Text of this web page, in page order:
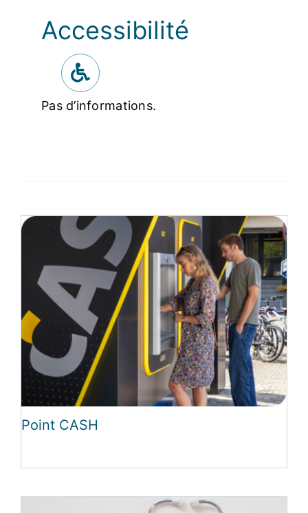
Accessibilité
Pas d’informations.
Point CASH